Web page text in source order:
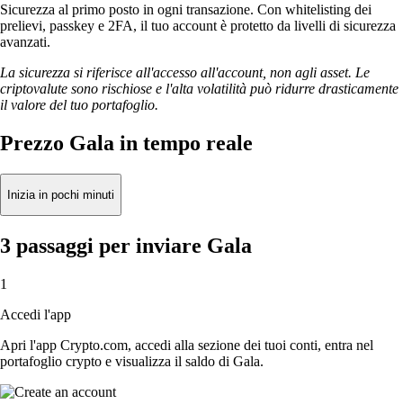
Sicurezza al primo posto in ogni transazione. Con whitelisting dei
prelievi, passkey e 2FA, il tuo account è protetto da livelli di sicurezza
avanzati.
La sicurezza si riferisce all'accesso all'account, non agli asset. Le
criptovalute sono rischiose e l'alta volatilità può ridurre drasticamente
il valore del tuo portafoglio.
Prezzo Gala in tempo reale
Inizia in pochi minuti
3 passaggi per inviare Gala
1
Accedi l'app
Apri l'app Crypto.com, accedi alla sezione dei tuoi conti, entra nel
portafoglio crypto e visualizza il saldo di Gala.